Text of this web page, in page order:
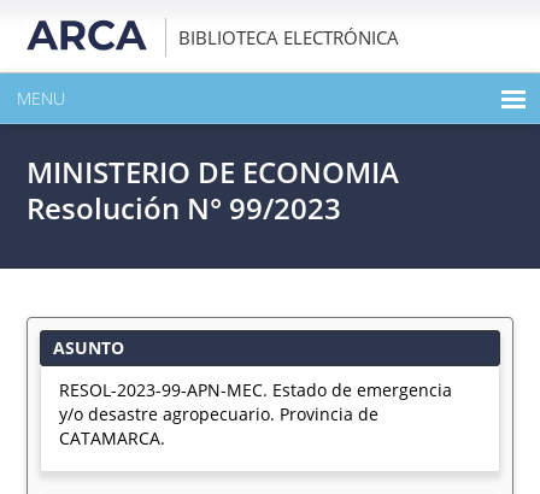
BIBLIOTECA ELECTRÓNICA
MENU
EXPANDIR TODO EL CONTENIDO DE LA PUBLICACIÓN
MINISTERIO DE ECONOMIA
Resolución N° 99/2023
ASUNTO
RESOL-2023-99-APN-MEC. Estado de emergencia
y/o desastre agropecuario. Provincia de
CATAMARCA.